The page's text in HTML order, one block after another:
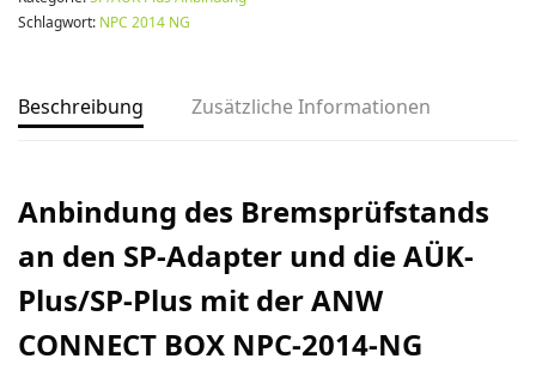
Schlagwort: NPC 2014 NG
Beschreibung Zusätzliche Informationen
Anbindung des Bremsprüfstands
an den SP-Adapter und die AÜK-
Plus/SP-Plus mit der ANW
CONNECT BOX NPC-2014-NG